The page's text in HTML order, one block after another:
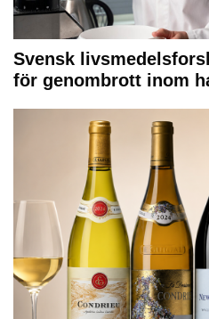
Svensk
för genombrott inom